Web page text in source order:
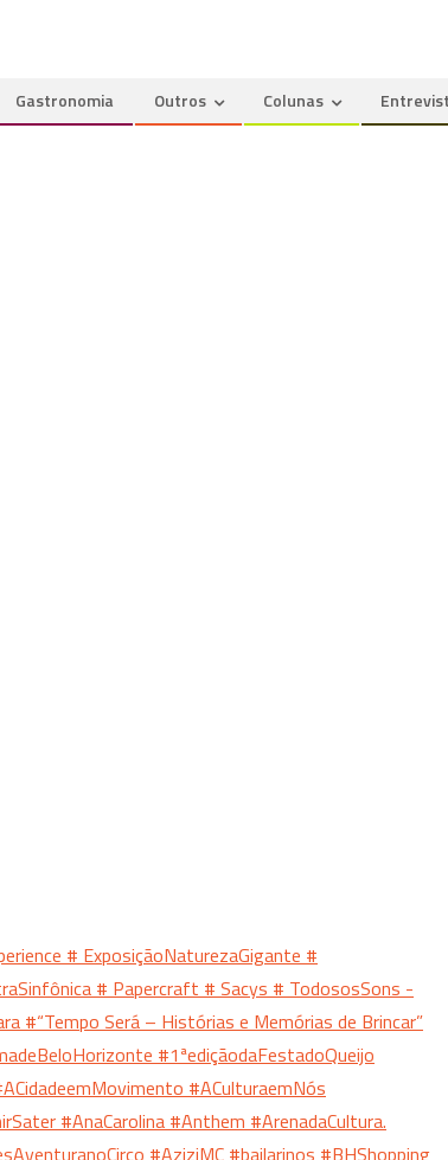
Gastronomia Outros Colunas
# ExposiçãoNaturezaGigante #
# Papercraft # Sacys # TodososSons -
#“Tempo Será – Histórias e Memórias de Brincar”
#1ªediçãodaFestadoQueijo
#ACulturaemNós
#AnaCarolina #Anthem #ArenadaCultura.
#AziziMC #bailarinos #BHShopping